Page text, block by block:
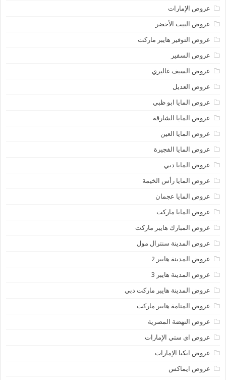
عروض الإمارات
عروض البيت الأخضر
عروض التوفير هايبر ماركت
عروض السفير
عروض السيف غاليري
عروض العديل
عروض المايا ابو ظبي
عروض المايا الشارقة
عروض المايا العين
عروض المايا الفجيرة
عروض المايا دبي
عروض المايا رأس الخيمة
عروض المايا عجمان
عروض المايا ماركت
عروض المبارك هايبر ماركت
عروض المدينة سنترال مول
عروض المدينة هايبر 2
عروض المدينة هايبر 3
عروض المدينة هايبر ماركت دبي
عروض المنامة هايبر ماركت
عروض النهضة المصرية
عروض اي ستي الإمارات
عروض ايكيا الإمارات
عروض ايماكس